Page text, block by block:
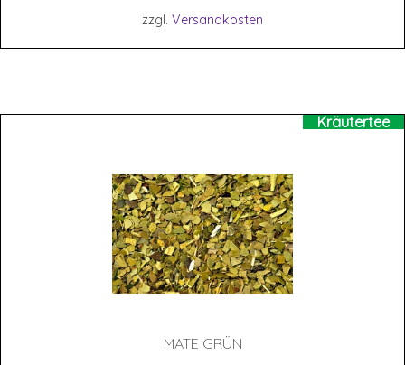
zzgl. Versandkosten
Kräutertee
MATE GRÜN